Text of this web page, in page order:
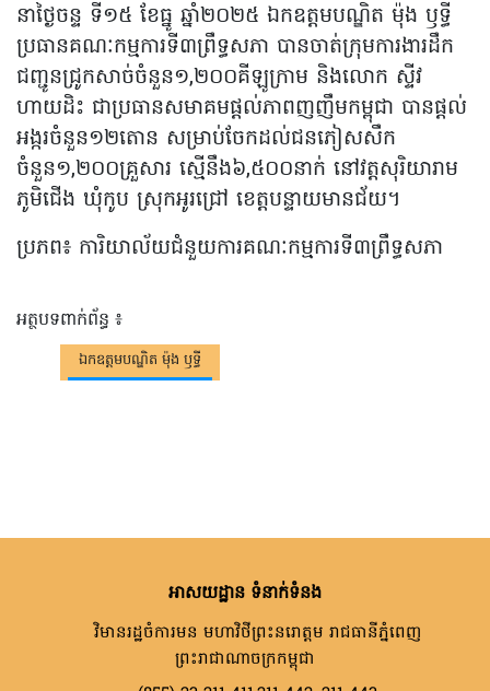
នាថ្ងៃចន្ទ ទី១៥ ខែធ្នូ ឆ្នាំ២០២៥​ ឯកឧត្តមបណ្ឌិត​ ម៉ុង​ ឫទ្ធី​
ប្រធានគណៈកម្មការទី៣ព្រឹទ្ធសភា​ បាន​ចាត់ក្រុមការងារ​ដឹក
ជញ្ជូន​ជ្រូក​សាច់​ចំនួន១,២០០គីឡូក្រាម និងលោក​ ស្ទីវ​
ហាយដិះ​ ជាប្រធានសមាគ​មផ្តល់ភាពញញឹមកម្ពុជា​ បានផ្តល់​
អង្ករ​ចំនួន​១២តោន​ សម្រាប់​ចែកដល់ជនភៀសសឹក
ចំនួន១,២០០គ្រួសារ ស្មើនឹង៦,៥០០នាក់ នៅវត្តសុរិយារាម
ភូមិ​ជេីង​ ឃុំ​កូប​ ស្រុក​អូរជ្រៅ​ ខេត្ត​បន្ទាយ​មានជ័យ​។
ប្រភព៖ ការិយាល័យ​ជំនួយ​ការ​គណៈកម្មការ​ទី៣ព្រឹទ្ធសភា
អត្ថបទពាក់ព័ន្ធ ៖
ឯកឧត្តមបណ្ឌិត ម៉ុង ឫទ្ធី
អាសយដ្ឋាន ទំនាក់ទំនង
វិមានរដ្ឋចំការមន មហាវិថីព្រះនរោត្តម រាជធានីភ្នំពេញ
ព្រះរាជាណាចក្រកម្ពុជា